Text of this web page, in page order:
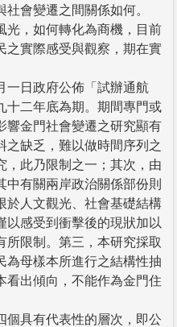
會變遷之間關係如何。
光，如何轉化為商機，目前
之實際感受與觀察，期在實
一日政府公佈「試辦通航
十二年底為期。期間專門或
響金門社會變遷之研究顯有
之缺乏，難以做時間序列之
，此乃限制之一；其次，由
有關兩岸政治關係部份則
於人文觀光、社會基礎結構
以感受到衝擊後的現狀加以
所限制。第三，本研究採取
為母樣本所進行之結構性抽
看出傾向，不能作為金門住
個具有代表性的層次，即公